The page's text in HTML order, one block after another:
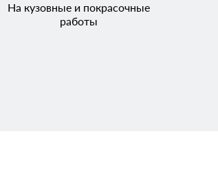
На кузовные и покрасочные
работы